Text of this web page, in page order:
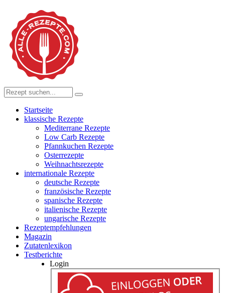
Startseite
klassische Rezepte
Mediterrane Rezepte
Low Carb Rezepte
Pfannkuchen Rezepte
Osterrezepte
Weihnachtsrezepte
internationale Rezepte
deutsche Rezepte
französische Rezepte
spanische Rezepte
italienische Rezepte
ungarische Rezepte
Rezeptempfehlungen
Magazin
Zutatenlexikon
Testberichte
Login